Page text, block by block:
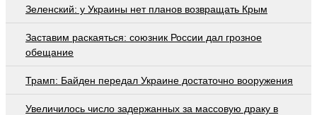
Зеленский: у Украины нет планов возвращать Крым
Заставим раскаяться: союзник России дал грозное
обещание
Трамп: Байден передал Украине достаточно вооружения
Увеличилось число задержанных за массовую драку в